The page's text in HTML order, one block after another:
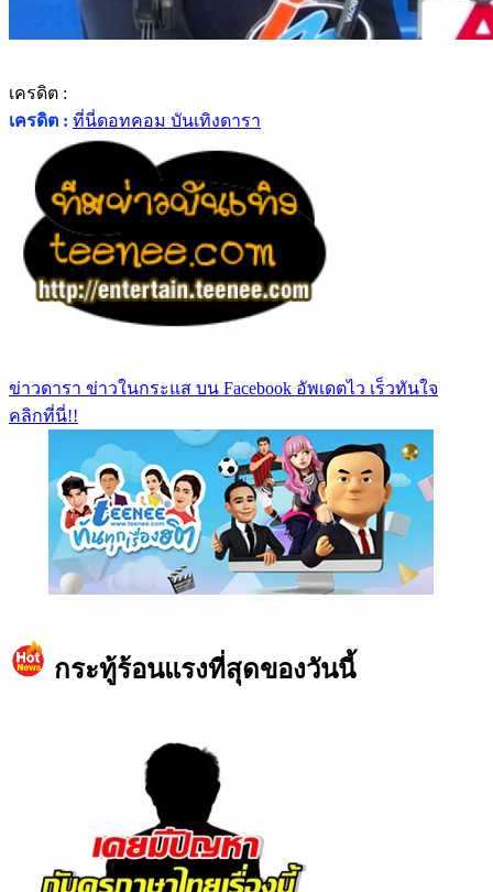
เครดิต :
เครดิต : ที่นี่ดอทคอม บันเทิงดารา
ข่าวดารา ข่าวในกระแส บน Facebook อัพเดตไว เร็วทันใจ
คลิกที่นี่!!
กระทู้ร้อนแรงที่สุดของวันนี้